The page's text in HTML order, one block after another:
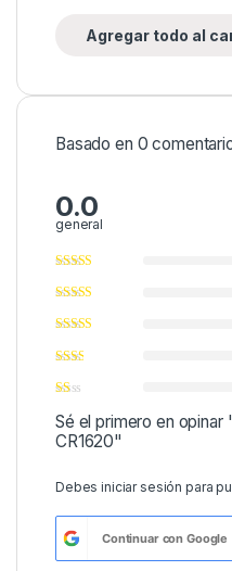
Agregar todo al
Basado en 0
0.0
general
Sé el primero en
CR1620"
Debesiniciar sesión para
Continuar conGoogle